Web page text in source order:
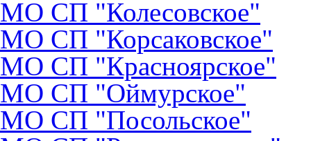
МО СП "Колесовское"
МО СП "Корсаковское"
МО СП "Красноярское"
МО СП "Оймурское"
МО СП "Посольское"